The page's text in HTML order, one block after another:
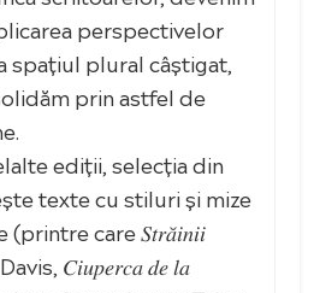
perspectivelor
spațiul plural câștigat,
prin astfel de
ediții, selecția din
texte cu stiluri și mize
care 𝑆𝑡𝑟𝑎̆𝑖𝑛𝑖𝑖
𝐶𝑖𝑢𝑝𝑒𝑟𝑐𝑎 𝑑𝑒 𝑙𝑎